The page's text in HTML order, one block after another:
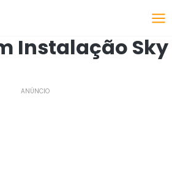
Instalação Sky
ANÚNCIO